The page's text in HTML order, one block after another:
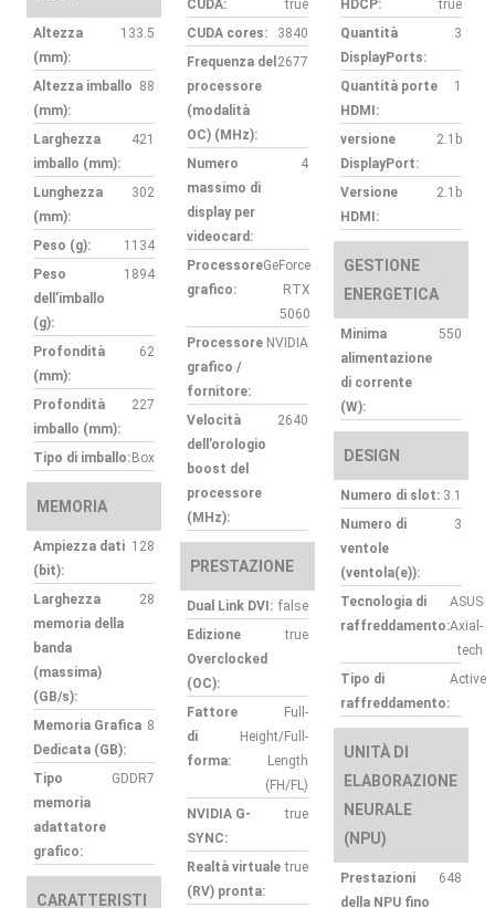
Altezza
(mm):
133.5
Altezza imballo
(mm):
88
Larghezza
imballo (mm):
421
Lunghezza
(mm):
302
Peso (g):
1134
Peso
dell’imballo
(g):
1894
Profondità
(mm):
62
Profondità
imballo (mm):
227
Tipo di imballo: Box
MEMORIA
Ampiezza dati
(bit):
128
Larghezza
memoria della
banda
(massima)
(GB/s):
28
Memoria Grafica
Dedicata (GB):
8
Tipo
memoria
adattatore
grafico:
GDDR7
CARATTERISTI
CUDA:
true
CUDA cores:
3840
Frequenza del
processore
(modalità
OC) (MHz):
2677
Numero
massimo di
display per
videocard:
4
Processore
grafico:
GeForce
RTX
5060
Processore
grafico /
fornitore:
NVIDIA
Velocità
dell’orologio
boost del
processore
(MHz):
2640
PRESTAZIONE
Dual Link DVI: false
Edizione
Overclocked
(OC):
true
Fattore
di
forma:
Full-
Height/Full-
Length
(FH/FL)
NVIDIA G-
SYNC:
true
Realtà virtuale
(RV) pronta:
true
HDCP:
true
Quantità
DisplayPorts:
3
Quantità porte
HDMI:
1
versione
DisplayPort:
2.1b
Versione
HDMI:
2.1b
GESTIONE
ENERGETICA
Minima
alimentazione
di corrente
(W):
550
DESIGN
Numero di slot: 3.1
Numero di
ventole
(ventola(e)):
3
Tecnologia di
raffreddamento:
ASUS
Axial-
tech
Tipo di
raffreddamento:
Active
UNITÀ DI
ELABORAZIONE
NEURALE
(NPU)
Prestazioni
della NPU fino
648